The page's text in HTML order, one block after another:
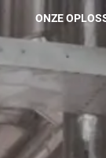
ONZE
Onze
Technisch